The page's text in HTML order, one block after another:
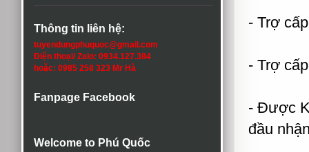
Thông tin liên hệ:
tuyendungphuquoc@gmail.com
Điện thoại/ Zalo: 0934.127.384
hoặc: 0985 258 323 Mr Hà
Fanpage Facebook
Welcome to Phú Quốc
- Trợ
- Trợ
- Được
đầu